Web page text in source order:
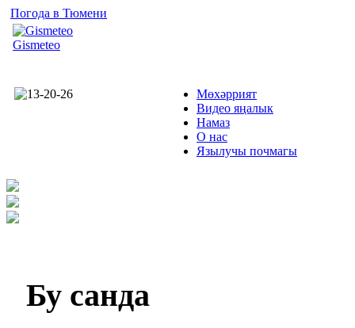
Погода в Тюмени
Gismeteo
Мөхәррият
Видео яңалык
Намаз
О нас
Язылучы почмагы
Бу санда